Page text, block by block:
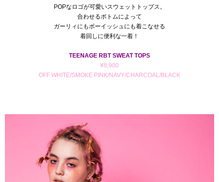
POPなロゴが可愛いスウェットトップス。
合わせるボトムによって
ガーリィにもボーイッシュにも着こなせる
着回しに便利な一着！
TEENAGE RBT SWEAT TOPS
¥8,900
OFF WHITE/SMOKE PINK/NAVY/CHARCOAL/BLACK